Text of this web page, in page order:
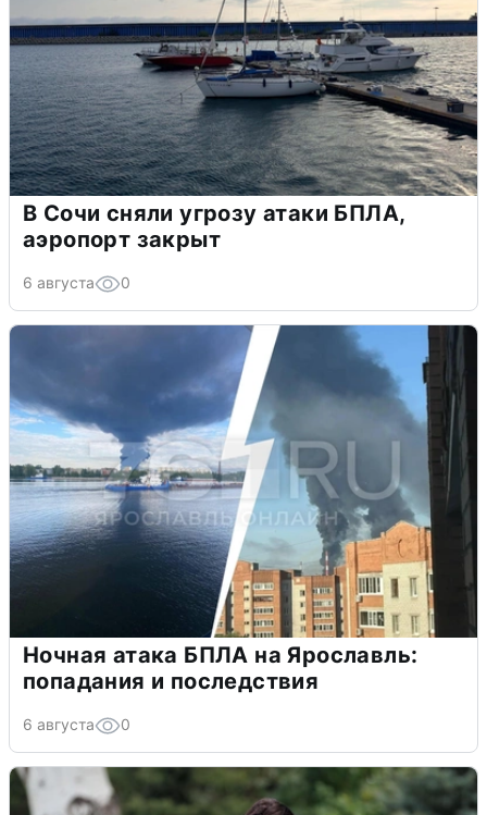
В Сочи сняли угрозу атаки БПЛА,
аэропорт закрыт
6 августа 0
Ночная атака БПЛА на Ярославль:
попадания и последствия
6 августа 0